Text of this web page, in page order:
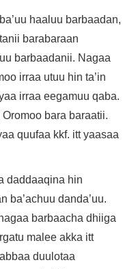
haaluu barbaadan,
barabaraan
barbaadanii. Nagaa
irraa utuu hin ta’in
irraa eegamuu qaba.
bara baraatii.
quufaa kkf. itt yaasaa
daddaaqina hin
ba’achuu danda’uu.
barbaacha dhiiga
malee akka itt
duulotaa